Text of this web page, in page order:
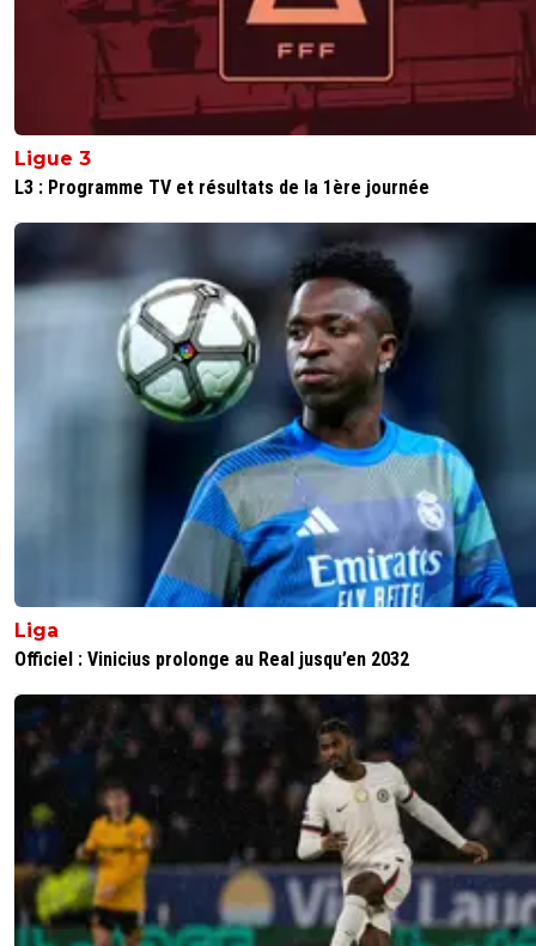
Ligue 3
L3 : Programme TV et résultats de la 1ère journée
Liga
Officiel : Vinicius prolonge au Real jusqu’en 2032